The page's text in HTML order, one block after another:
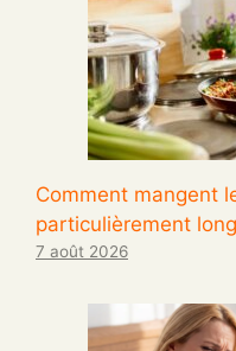
Comment mangent
particulièrement
7 août 2026